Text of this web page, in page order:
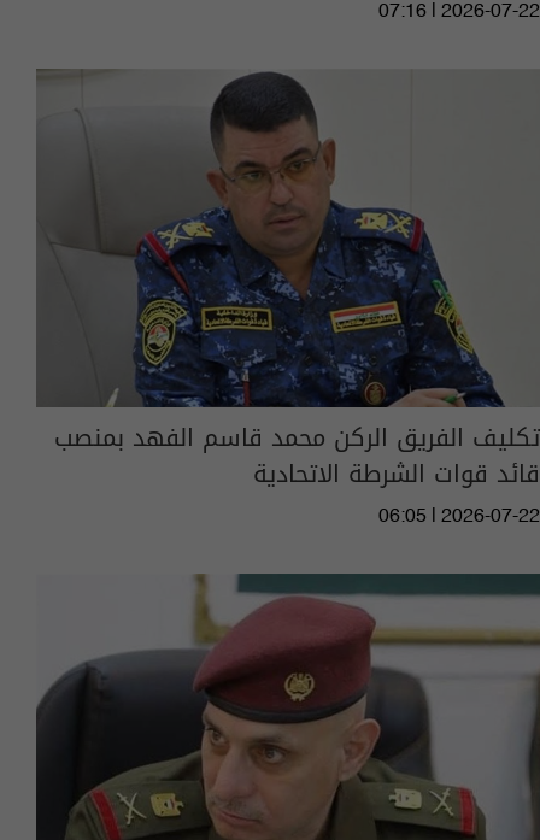
07:16 | 2026-07-22
تكليف الفريق الركن محمد قاسم الفهد بمنصب
قائد قوات الشرطة الاتحادية
06:05 | 2026-07-22